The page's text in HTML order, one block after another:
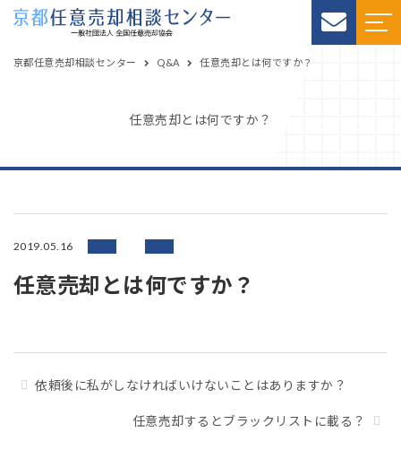
京都任意売却相談センター Q&A 任意売却とは何ですか？
任意売却とは何ですか？
2019.05.16
任意売却とは何ですか？
依頼後に私がしなければいけないことはありますか？
任意売却するとブラックリストに載る？